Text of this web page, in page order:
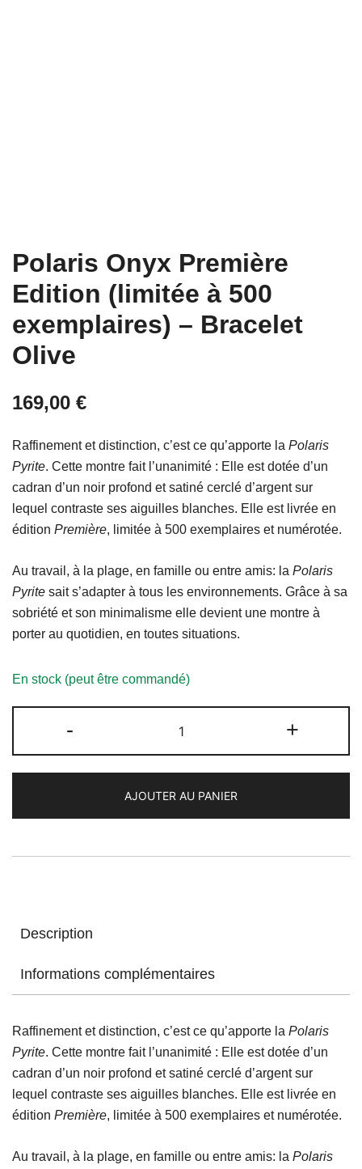
Polaris Onyx Première
Edition (limitée à 500
exemplaires) – Bracelet
Olive
169,00 €
Raffinement et distinction, c’est ce qu’apporte la Polaris
Pyrite. Cette montre fait l’unanimité : Elle est dotée d’un
cadran d’un noir profond et satiné cerclé d’argent sur
lequel contraste ses aiguilles blanches. Elle est livrée en
édition Première, limitée à 500 exemplaires et numérotée.
Au travail, à la plage, en famille ou entre amis: la Polaris
Pyrite sait s’adapter à tous les environnements. Grâce à sa
sobriété et son minimalisme elle devient une montre à
porter au quotidien, en toutes situations.
En stock (peut être commandé)
-
de
Polaris
Première
Edition
Olive
+
AJOUTER AU PANIER
Description
Informations complémentaires
Raffinement et distinction, c’est ce qu’apporte la Polaris
Pyrite. Cette montre fait l’unanimité : Elle est dotée d’un
cadran d’un noir profond et satiné cerclé d’argent sur
lequel contraste ses aiguilles blanches. Elle est livrée en
édition Première, limitée à 500 exemplaires et numérotée.
Au travail, à la plage, en famille ou entre amis: la Polaris